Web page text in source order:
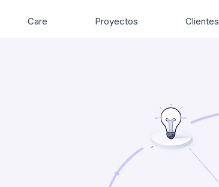
Care Proyectos Clientes